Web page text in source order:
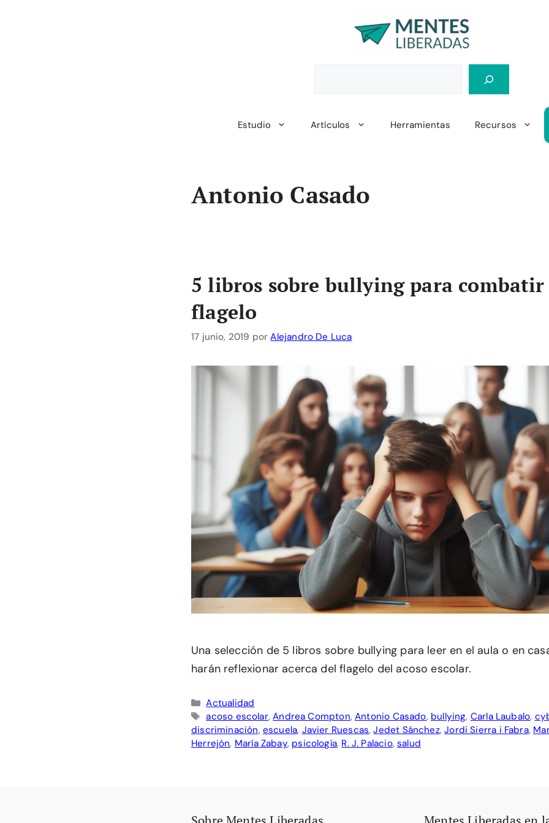
Estudio Artículos Herramientas Recursos
Antonio Casado
5 libros sobre bullying para combatir
flagelo
17 junio, 2019 porAlejandro De Luca
Una selección de 5 libros sobre bullying para leer en el aula o en
harán reflexionar acerca del flagelo del acoso escolar.
Categorías
Actualidad
Etiquetas
acoso escolar,Andrea Compton,Antonio Casado, bullying, Carla Laubalo,
discriminación, escuela, Javier Ruescas,Jedet Sánchez,Jordi Sierra i Fabra,
Herrejón, María Zabay, psicología, R. J. Palacio,salud